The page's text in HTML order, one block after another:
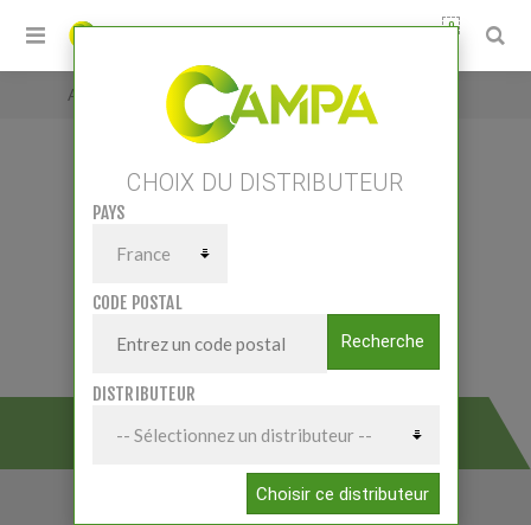
0
Accueil Petits matériels / Outillage atelier
Electrodes
ELECTRODES
CHOIX DU DISTRIBUTEUR
PAYS
CODE POSTAL
Recherche
DISTRIBUTEUR
Choisir ce distributeur